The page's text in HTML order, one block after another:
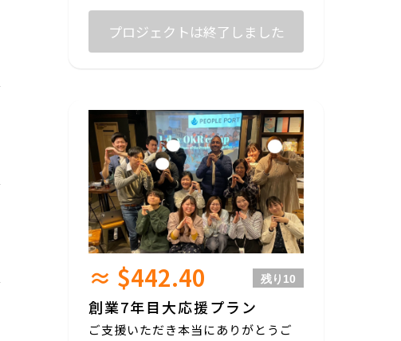
プロジェクトは終了しました
≈ $442.40 残り 10
創業7年目大応援プラン
ご支援いただき本当にありがとうご